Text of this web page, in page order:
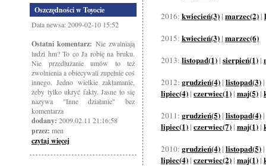
Oszczędności w Toyocie
Data newsa: 2009-02-10 15:52
Ostatni komentarz: Nie zwalniają
ludzi hm? To co Ja robię na bruku.
Nie przedłużanie umów to też
zwolnienia a obiecywali zupełnie coś
innego. Jedno wielkie zakłamanie,
żeby tylko ukryć fakty. Jasne to się
nazywa "Inne działanie" bez
komentarza
dodany: 2009.02.11 21:16:58
przez: men
czytaj więcej
2016: kwiecień(3) | marzec(2) |
2015: kwiecień(3) | marzec(6)
2013: listopad(1) | sierpień(1) |
2012: grudzień(4) | listopad(3) |
lipiec(4) | czerwiec(1) | maj(5) |
2011: grudzień(5) | listopad(4) |
lipiec(1) | czerwiec(7) | maj(1) |
2010: grudzień(4) | listopad(5) |
lipiec(4) | czerwiec(2) | maj(1) |